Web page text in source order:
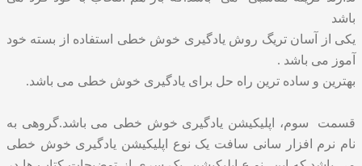
باشد
یکی از آسان تریگ روش یادگیری خوش خطی استفاده از بسته خود
آموز می باشد .
بهترین و ساده ترین راه حل برای یادگیری خوش خطی می باشد.
قسمت سوم، اپلیکیشن یادگیری خوش خطی می باشد.گروهی به
نام نرم افزار سانی سافت یک نوع اپلیکیشن یادگیری خوش خطی